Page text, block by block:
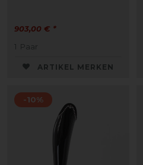
903,00 € *
1 Paar
ARTIKEL MERKEN
-10%